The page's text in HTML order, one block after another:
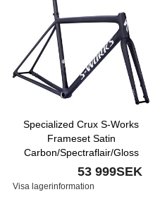
Specialized Crux S-Works
Frameset Satin
Carbon/Spectraflair/Gloss
Abalone
53 999SEK
Visa lagerinformation